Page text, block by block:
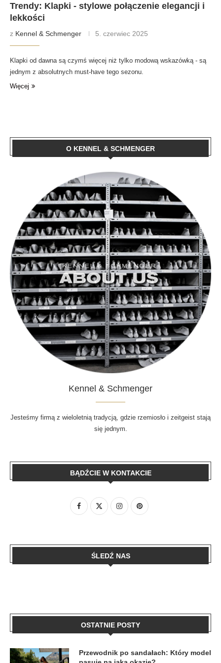
Trendy: Klapki - stylowe połączenie elegancji i
lekkości
z Kennel & Schmenger 5. czerwiec 2025
Klapki od dawna są czymś więcej niż tylko modową wskazówką - są
jednym z absolutnych must-have tego sezonu.
Więcej
O KENNEL & SCHMENGER
Kennel & Schmenger
Jesteśmy firmą z wieloletnią tradycją, gdzie rzemiosło i zeitgeist stają
się jednym.
BĄDŹCIE W KONTAKCIE
ŚLEDŹ NAS
OSTATNIE POSTY
Przewodnik po sandałach: Który model